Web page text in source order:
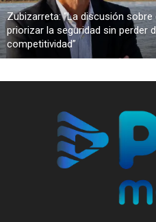
Zubizarreta: “La discusión
priorizar la seguridad sin perder
competitividad”